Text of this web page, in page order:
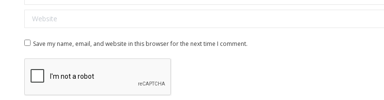
Website
Save my name, email, and website in this browser for the next time I comment.